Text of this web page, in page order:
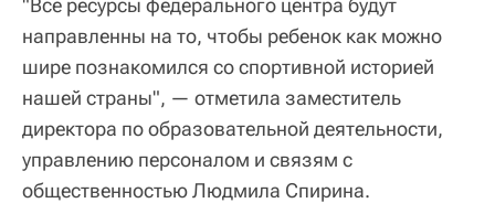
направленны на то, чтобы ребенок как можно
шире познакомился со спортивной историей
нашей страны", — отметила заместитель
директора по образовательной деятельности,
управлению персоналом и связям с
общественностью Людмила Спирина.